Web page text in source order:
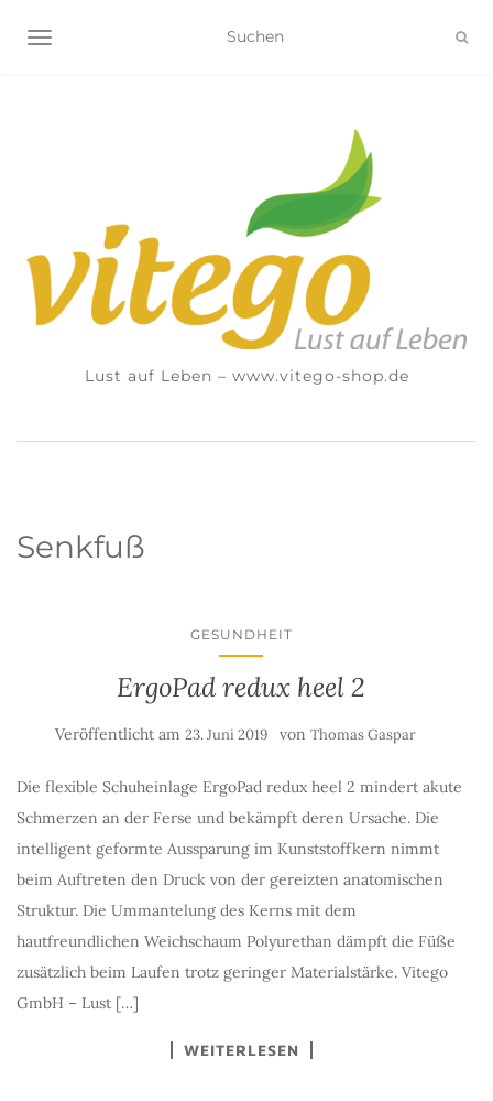
NAVIGATION UMSCHALTEN
Lust auf Leben – www.vitego-shop.de
Senkfuß
GESUNDHEIT
ErgoPad redux heel 2
Veröffentlicht am 23. Juni 2019 von Thomas Gaspar
Die flexible Schuheinlage ErgoPad redux heel 2 mindert akute
Schmerzen an der Ferse und bekämpft deren Ursache. Die
intelligent geformte Aussparung im Kunststoffkern nimmt
beim Auftreten den Druck von der gereizten anatomischen
Struktur. Die Ummantelung des Kerns mit dem
hautfreundlichen Weichschaum Polyurethan dämpft die Füße
zusätzlich beim Laufen trotz geringer Materialstärke. Vitego
GmbH – Lust […]
WEITERLESEN